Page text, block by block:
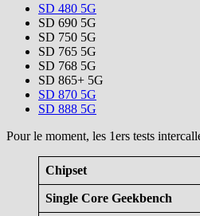
SD 480 5G
SD 690 5G
SD 750 5G
SD 765 5G
SD 768 5G
SD 865+ 5G
SD 870 5G
SD 888 5G
Pour le moment, les 1ers tests
Chipset
Single Core Geekbench